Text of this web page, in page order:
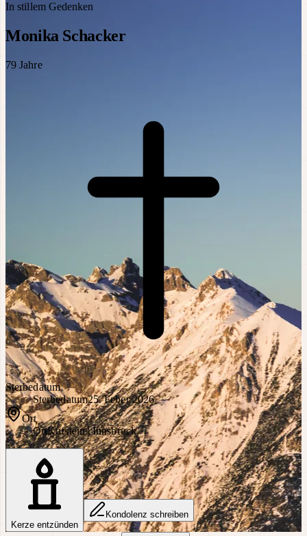
In stillem Gedenken
Monika Schacker
79 Jahre
Sterbedatum
Sterbedatum25. Feber 2026
Ort
OrtKufstein | Innsbruck
Kerze entzünden
Kondolenz schreiben